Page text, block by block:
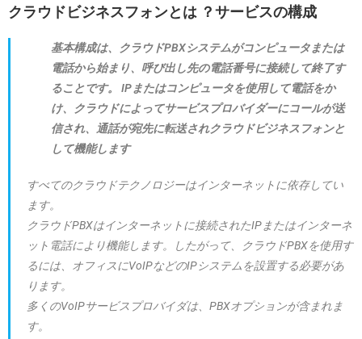
クラウドビジネスフォンとは ？サービスの構成
基本構成は、クラウドPBXシステムがコンピュータまたは
電話から始まり、呼び出し先の電話番号に接続して終了す
ることです。 IPまたはコンピュータを使用して電話をか
け、クラウドによってサービスプロバイダーにコールが送
信され、通話が宛先に転送されクラウドビジネスフォンと
して機能します
すべてのクラウドテクノロジーはインターネットに依存してい
ます。
クラウドPBXはインターネットに接続されたIPまたはインターネ
ット電話により機能します。したがって、クラウドPBXを使用す
るには、オフィスにVoIPなどのIPシステムを設置する必要があ
ります。
多くのVoIPサービスプロバイダは、PBXオプションが含まれま
す。